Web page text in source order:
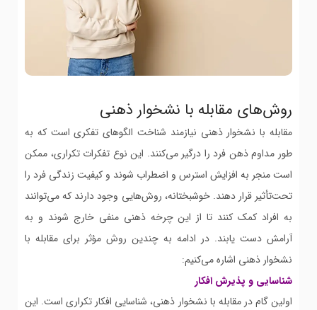
روش‌های مقابله با نشخوار ذهنی
مقابله با نشخوار ذهنی نیازمند شناخت الگوهای تفکری است که به
طور مداوم ذهن فرد را درگیر می‌کنند. این نوع تفکرات تکراری، ممکن
است منجر به افزایش استرس و اضطراب شوند و کیفیت زندگی فرد را
تحت‌تأثیر قرار دهند. خوشبختانه، روش‌هایی وجود دارند که می‌توانند
به افراد کمک کنند تا از این چرخه ذهنی منفی خارج شوند و به
آرامش دست یابند. در ادامه به چندین روش مؤثر برای مقابله با
نشخوار ذهنی اشاره می‌کنیم:
شناسایی و پذیرش افکار
اولین گام در مقابله با نشخوار ذهنی، شناسایی افکار تکراری است. این